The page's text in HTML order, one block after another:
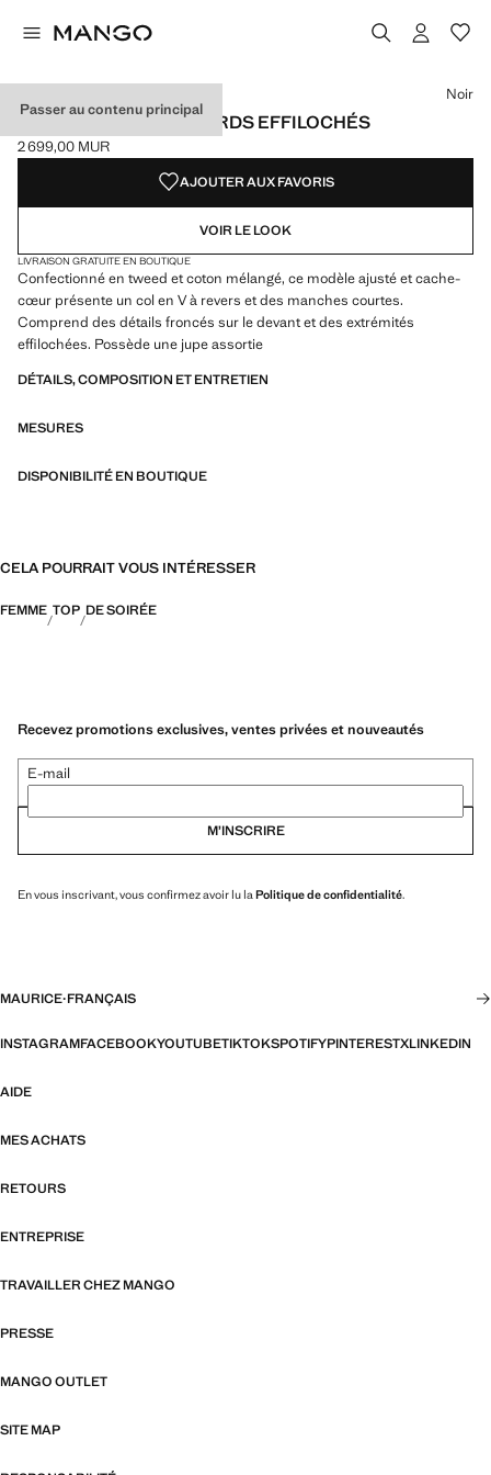
Passer au contenu principal
TOP CACHE-CŒUR BORDS EFFILOCHÉS
Prix actuel [2 699,00 MUR ]
2 699,00 MUR
Choisissez une couleur
Couleur Noir sélectionnée
Noir
AJOUTER AUX FAVORIS
VOIR LE LOOK
LIVRAISON GRATUITE EN BOUTIQUE
Confectionné en tweed et coton mélangé, ce modèle ajusté et cache-
cœur présente un col en V à revers et des manches courtes.
Comprend des détails froncés sur le devant et des extrémités
effilochées. Possède une jupe assortie
DÉTAILS, COMPOSITION ET ENTRETIEN
MESURES
DISPONIBILITÉ EN BOUTIQUE
CELA POURRAIT VOUS INTÉRESSER
FEMME TOP DE SOIRÉE
Recevez promotions exclusives, ventes privées et nouveautés
E-mail
M’INSCRIRE
En vous inscrivant, vous confirmez avoir lu la Politique de confidentialité.
MAURICE·FRANÇAIS
INSTAGRAMFACEBOOKYOUTUBETIKTOKSPOTIFYPINTERESTXLINKEDIN
AIDE
MES ACHATS
RETOURS
ENTREPRISE
TRAVAILLER CHEZ MANGO
PRESSE
MANGO OUTLET
SITE MAP